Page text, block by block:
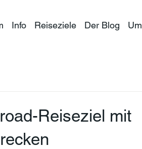
Info Reiseziele Der Blog Um
Reiseziel mit